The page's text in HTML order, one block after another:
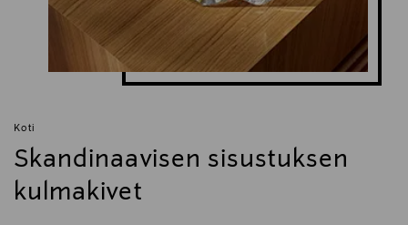
Valmistusmaa
4620 KO
Secto Design Oy
Koti
Skandinaavisen sisustuksen
kulmakivet